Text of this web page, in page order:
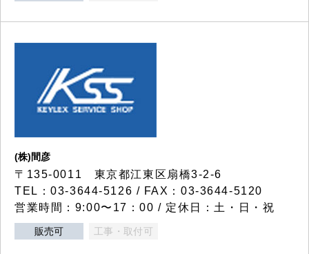
(株)間彦
〒135-0011 東京都江東区扇橋3-2-6
TEL：03-3644-5126 / FAX：03-3644-5120
営業時間：9:00〜17：00 / 定休日：土・日・祝
販売可 工事・取付可